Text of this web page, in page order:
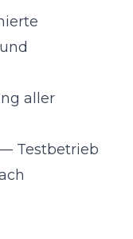
aller
Testbetrieb